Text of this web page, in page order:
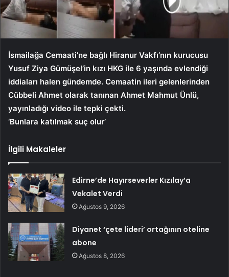
İsmailağa Cemaati’ne bağlı Hiranur Vakfı’nın kurucusu
Yusuf Ziya Gümüşel’in kızı HKG ile 6 yaşında evlendiği
iddiaları halen gündemde. Cemaatin ileri gelenlerinden
Cübbeli Ahmet olarak tanınan Ahmet Mahmut Ünlü,
yayınladığı video ile tepki çekti.
‘Bunlara katılmak suç olur’
İlgili Makaleler
Edirne’de Hayırseverler Kızılay’a
Vekalet Verdi
Ağustos 9, 2026
Diyanet ‘çete lideri’ ortağının oteline
abone
Ağustos 8, 2026